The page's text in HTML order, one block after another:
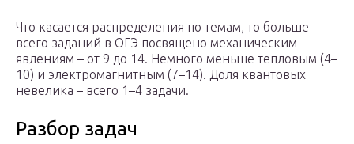
Что касается распределения по темам, то больше
всего заданий в ОГЭ посвящено механическим
явлениям – от 9 до 14. Немного меньше тепловым (4–
10) и электромагнитным (7–14). Доля квантовых
невелика – всего 1–4 задачи.
Разбор задач